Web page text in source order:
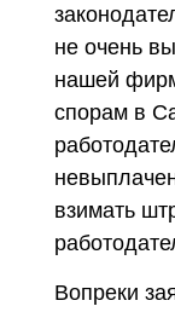
не очень
нашей
спорам в
взимать
Вопреки